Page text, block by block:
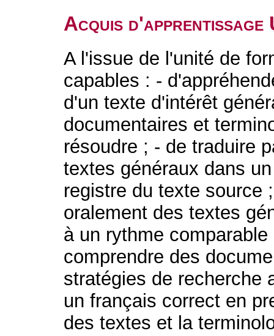
Acquis d'apprentissage
A l'issue de l'unité de
capables : -
d'un texte d'intérêt
documentaires et
résoudre ; - de traduire
textes généraux dans
registre du texte source
oralement des textes
à un rythme
comprendre des
stratégies de recherche
un français correct en
des textes et la